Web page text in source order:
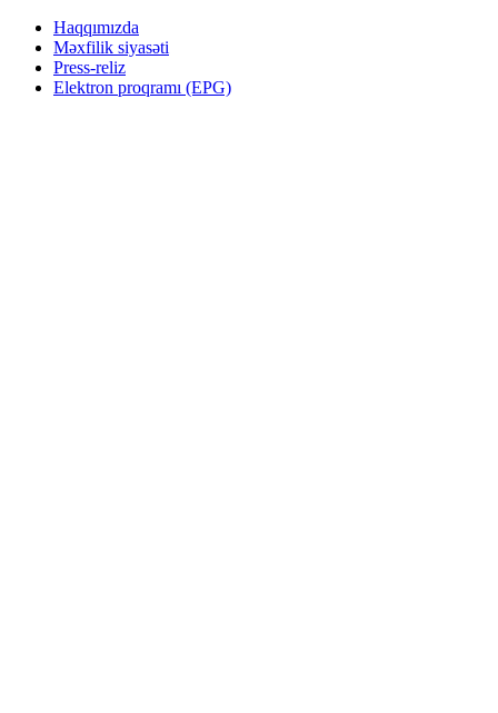
Haqqımızda
Məxfilik siyasəti
Press-reliz
Elektron proqramı (EPG)